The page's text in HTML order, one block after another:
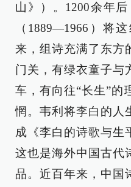
山》）。1200余年
（1889—1966）将
来，组诗充满了东
门关，有绿衣童子与
车，有向往“长生”的
惘。韦利将李白的人
成《李白的诗歌与生
这也是海外中国古代
品。近百年来，中国